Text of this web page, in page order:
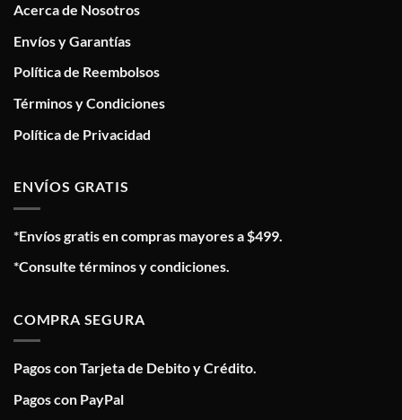
Acerca de Nosotros
Envíos y Garantías
Política de Reembolsos
Términos y Condiciones
Política de Privacidad
ENVÍOS GRATIS
*Envíos gratis en compras mayores a $499.
*Consulte términos y condiciones.
COMPRA SEGURA
Pagos con Tarjeta de Debito y Crédito.
Pagos con PayPal